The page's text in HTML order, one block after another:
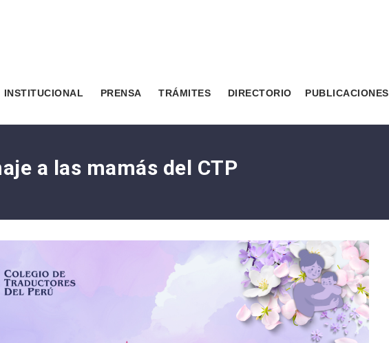
INSTITUCIONAL PRENSA TRÁMITES DIRECTORIO PUBLICACIONES
a las mamás del CTP